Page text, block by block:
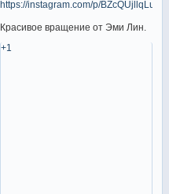
https://instagram.com/p/BZcQUjllqLu/
Красивое вращение от Эми Лин.
+1